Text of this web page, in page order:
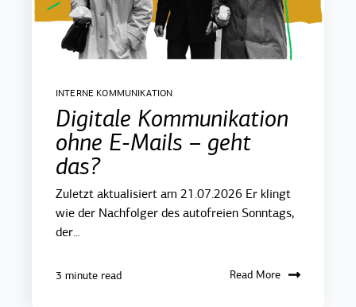
INTERNE KOMMUNIKATION
Digitale Kommunikation
ohne E-Mails – geht
das?
Zuletzt aktualisiert am 21.07.2026 Er klingt
wie der Nachfolger des autofreien Sonntags,
der...
3 minute read Read More